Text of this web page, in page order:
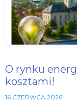
O rynku
kosztami!
16 CZERWCA 2026